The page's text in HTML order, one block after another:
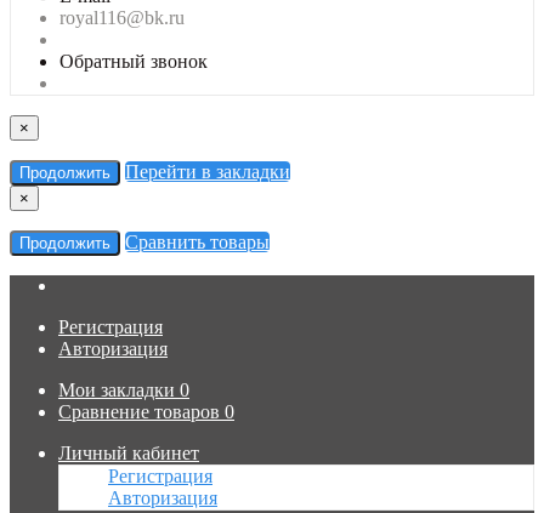
royal116@bk.ru
Обратный звонок
×
Продолжить Перейти в закладки
×
Продолжить Сравнить товары
Регистрация
Авторизация
Мои закладки 0
Сравнение товаров 0
Личный кабинет
Регистрация
Авторизация